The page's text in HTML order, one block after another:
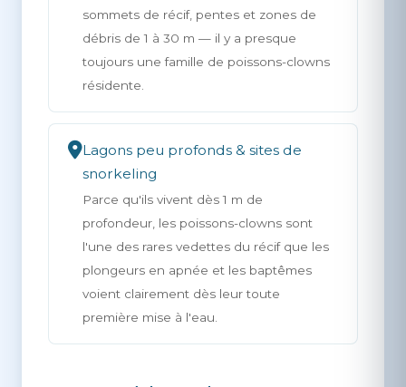
sommets de récif, pentes et zones de
débris de 1 à 30 m — il y a presque
toujours une famille de poissons-clowns
résidente.
Lagons peu profonds & sites de
snorkeling
Parce qu'ils vivent dès 1 m de
profondeur, les poissons-clowns sont
l'une des rares vedettes du récif que les
plongeurs en apnée et les baptêmes
voient clairement dès leur toute
première mise à l'eau.